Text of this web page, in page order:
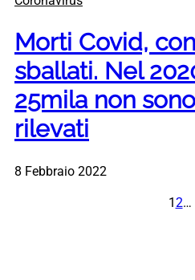
Morti Covid,
sballati. Nel
25mila non
rilevati
8 Febbraio 2022
12…